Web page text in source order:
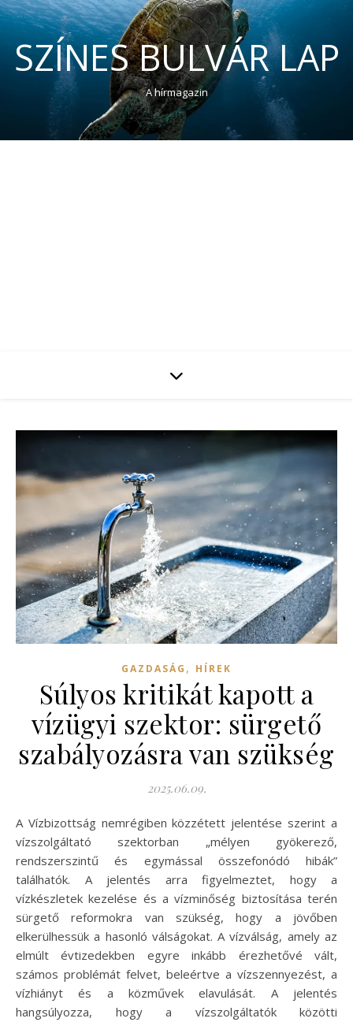
SZÍNES BULVÁR LAP
A hírmagazin
GAZDASÁG , HÍREK
Súlyos kritikát kapott a
vízügyi szektor: sürgető
szabályozásra van szükség
2025.06.09.
A Vízbizottság nemrégiben közzétett jelentése szerint a
vízszolgáltató szektorban „mélyen gyökerező,
rendszerszintű és egymással összefonódó hibák”
találhatók. A jelentés arra figyelmeztet, hogy a
vízkészletek kezelése és a vízminőség biztosítása terén
sürgető reformokra van szükség, hogy a jövőben
elkerülhessük a hasonló válságokat. A vízválság, amely az
elmúlt évtizedekben egyre inkább érezhetővé vált,
számos problémát felvet, beleértve a vízszennyezést, a
vízhiányt és a közművek elavulását. A jelentés
hangsúlyozza, hogy a vízszolgáltatók közötti